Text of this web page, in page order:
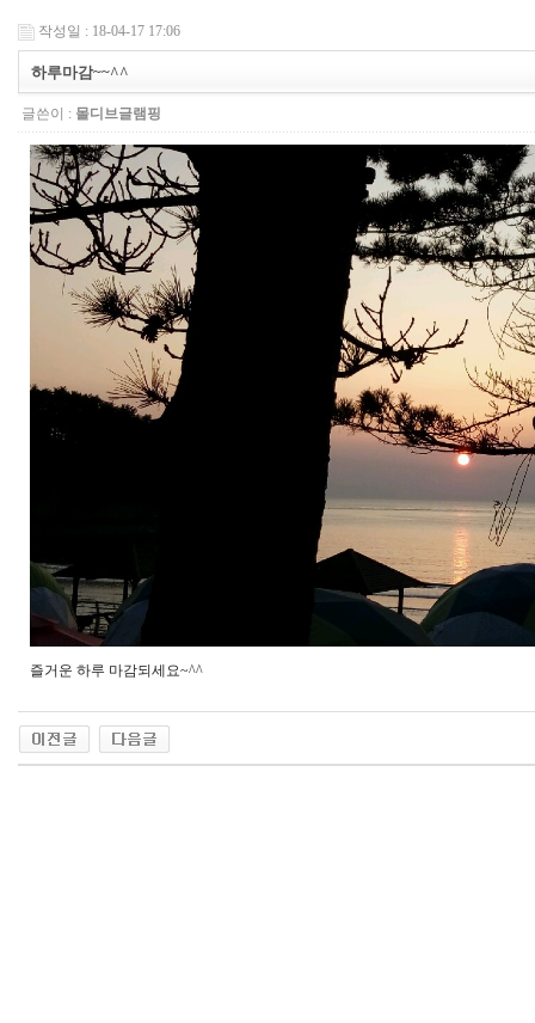
작성일 : 18-04-17 17:06
하루마감~~^^
글쓴이 : 몰디브글램핑
즐거운 하루 마감되세요~^^